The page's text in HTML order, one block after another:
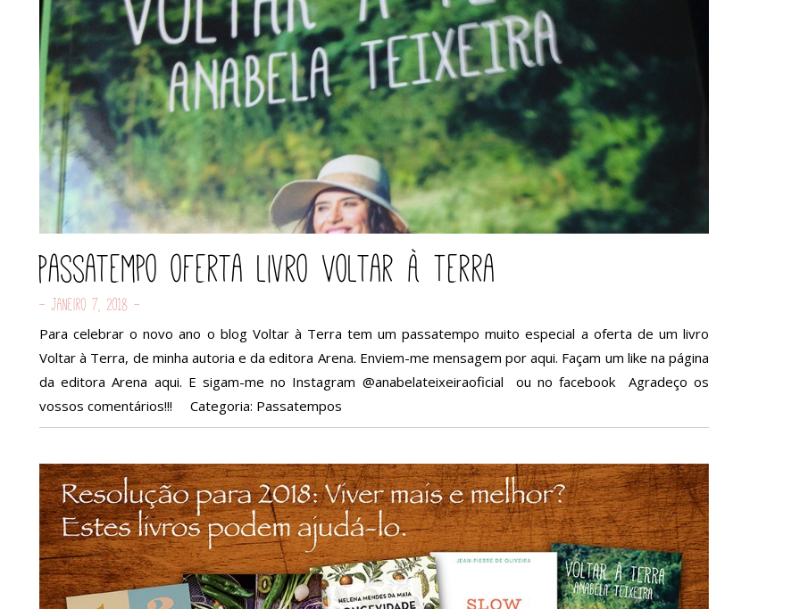
Passatempo oferta livro Voltar à Terra
- Janeiro 7, 2018 -
Para celebrar o novo ano o blog Voltar à Terra tem um passatempo muito especial a oferta de um livro
Voltar à Terra, de minha autoria e da editora Arena. Enviem-me mensagem por aqui. Façam um like na página
da editora Arena aqui. E sigam-me no Instagram @anabelateixeiraoficial ou no facebook Agradeço os
vossos comentários!!! Categoria: Passatempos